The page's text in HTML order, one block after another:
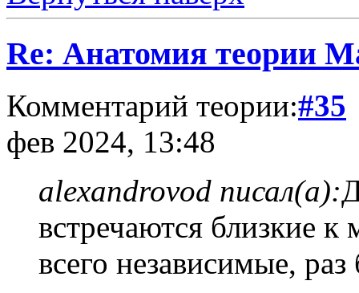
Re: Анатомия теории
Комментарий теории:#35
фев 2024, 13:48
alexandrovod писал(а):
встречаются близкие
всего независимые,